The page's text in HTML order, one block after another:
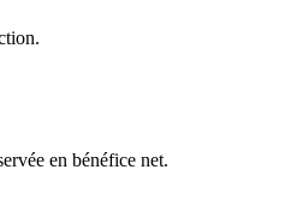
en bénéfice net.